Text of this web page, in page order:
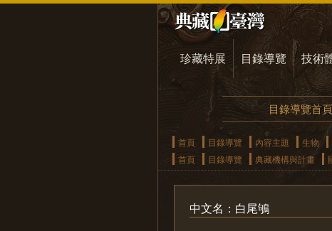
珍藏特展 目錄導覽 技術
目錄導覽首頁
首頁 目錄導覽 內容主題 生物
首頁
目錄導覽 典藏機構與計畫
中文名：白尾鴝